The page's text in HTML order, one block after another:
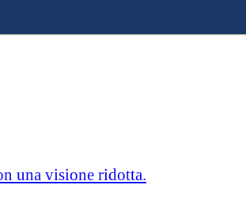
una visione ridotta.